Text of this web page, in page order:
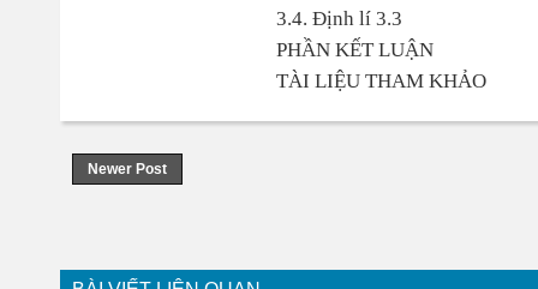
3.4. Định lí 3.3
PHẦN KẾT LUẬN
TÀI LIỆU THAM KHẢO
Newer Post